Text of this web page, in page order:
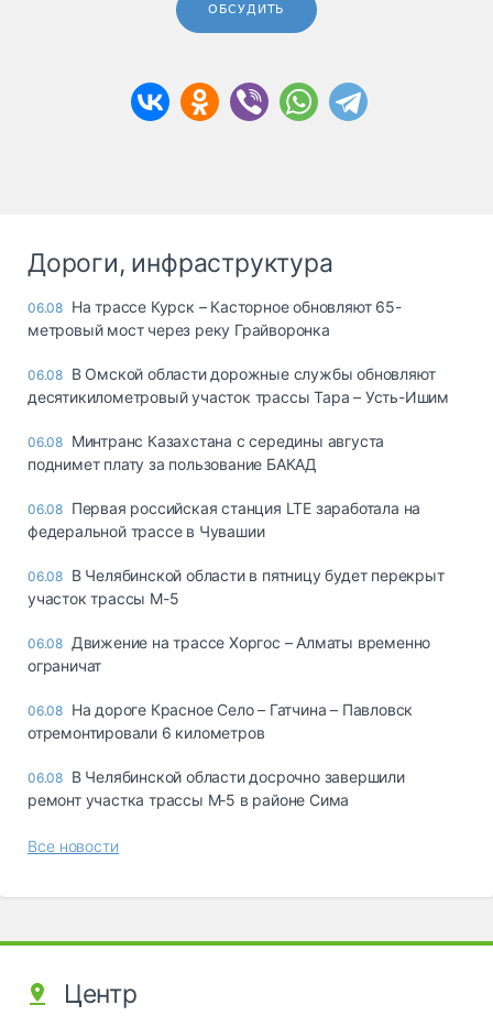
ОБСУДИТЬ
Дороги, инфраструктура
06.08 На трассе Курск – Касторное обновляют 65-
метровый мост через реку Грайворонка
06.08 В Омской области дорожные службы обновляют
десятикилометровый участок трассы Тара – Усть-Ишим
06.08 Минтранс Казахстана с середины августа
поднимет плату за пользование БАКАД
06.08 Первая российская станция LTE заработала на
федеральной трассе в Чувашии
06.08 В Челябинской области в пятницу будет перекрыт
участок трассы М-5
06.08 Движение на трассе Хоргос – Алматы временно
ограничат
06.08 На дороге Красное Село – Гатчина – Павловск
отремонтировали 6 километров
06.08 В Челябинской области досрочно завершили
ремонт участка трассы М‑5 в районе Сима
Все новости
Центр